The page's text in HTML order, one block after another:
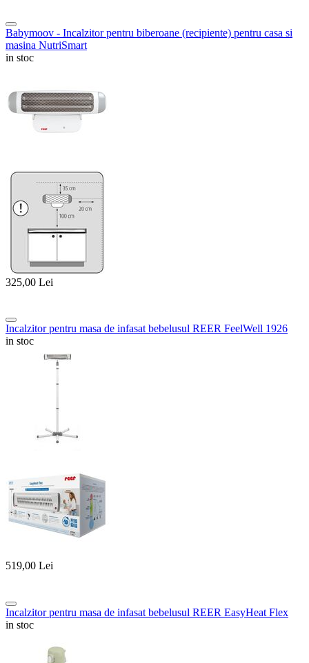
Babymoov - Incalzitor pentru biberoane (recipiente) pentru casa si
masina NutriSmart
in stoc
325,00 Lei
Incalzitor pentru masa de infasat bebelusul REER FeelWell 1926
in stoc
519,00 Lei
Incalzitor pentru masa de infasat bebelusul REER EasyHeat Flex
in stoc